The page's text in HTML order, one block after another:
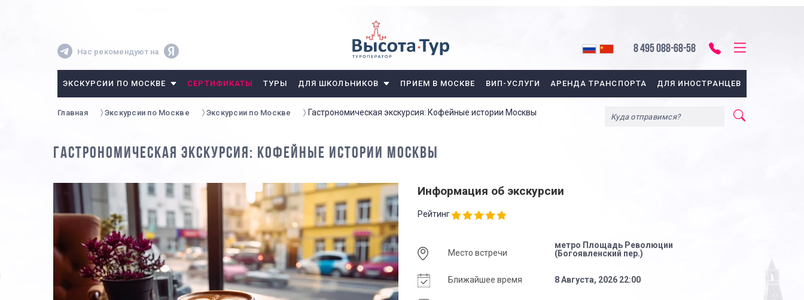
Нас рекомендуют на 8 495 088-68-58
ЭКСКУРСИИ ПО МОСКВЕ СЕРТИФИКАТЫ ТУРЫ ДЛЯ ШКОЛЬНИКОВ ПРИЕМ В МОСКВЕ ВИП-УСЛУГИ АРЕНДА ТРАНСПОРТА ДЛЯ ИНОСТРАНЦЕВ
Главная Экскурсии по Москве Экскурсии по Москве Гастрономическая экскурсия: Кофейные истории Москвы
ГАСТРОНОМИЧЕСКАЯ ЭКСКУРСИЯ: КОФЕЙНЫЕ ИСТОРИИ МОСКВЫ
Информация об экскурсии
Рейтинг
Место встречи
метро Площадь Революции
(Богоявленский пер.)
Ближайшее время 8 Августа, 2026 22:00